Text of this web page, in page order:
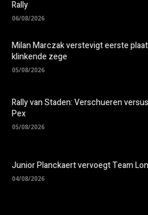
Rally
06/08/2026
Milan Marczak verstevigt eerste
klinkende zege
05/08/2026
Rally van Staden: Verschueren
Pex
05/08/2026
Junior Planckaert vervoegt Team
04/08/2026